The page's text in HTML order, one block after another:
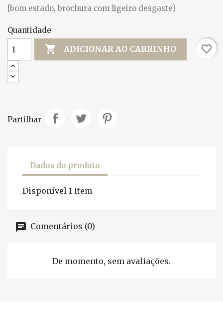
[bom estado, brochura com ligeiro desgaste]
Quantidade
 ADICIONAR AO CARRINHO favorite_border
Partilhar
Dados do produto
Disponível 1 Item
Comentários (0)
De momento, sem avaliações.